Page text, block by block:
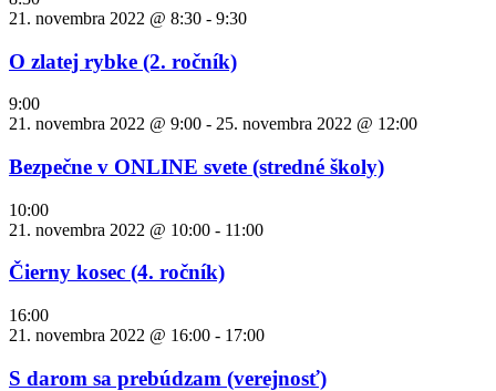
21. novembra 2022 @ 8:30 - 9:30
O zlatej rybke (2. ročník)
9:00
21. novembra 2022 @ 9:00 - 25. novembra 2022 @ 12:00
Bezpečne v ONLINE svete (stredné školy)
10:00
21. novembra 2022 @ 10:00 - 11:00
Čierny kosec (4. ročník)
16:00
21. novembra 2022 @ 16:00 - 17:00
S darom sa prebúdzam (verejnosť)